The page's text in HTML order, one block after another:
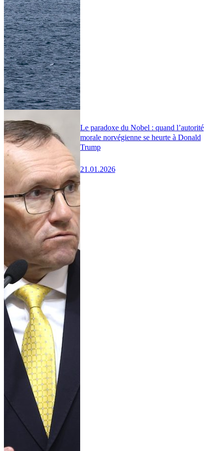
Le paradoxe du Nobel : quand l’autorité
morale norvégienne se heurte à Donald
Trump
21.01.2026